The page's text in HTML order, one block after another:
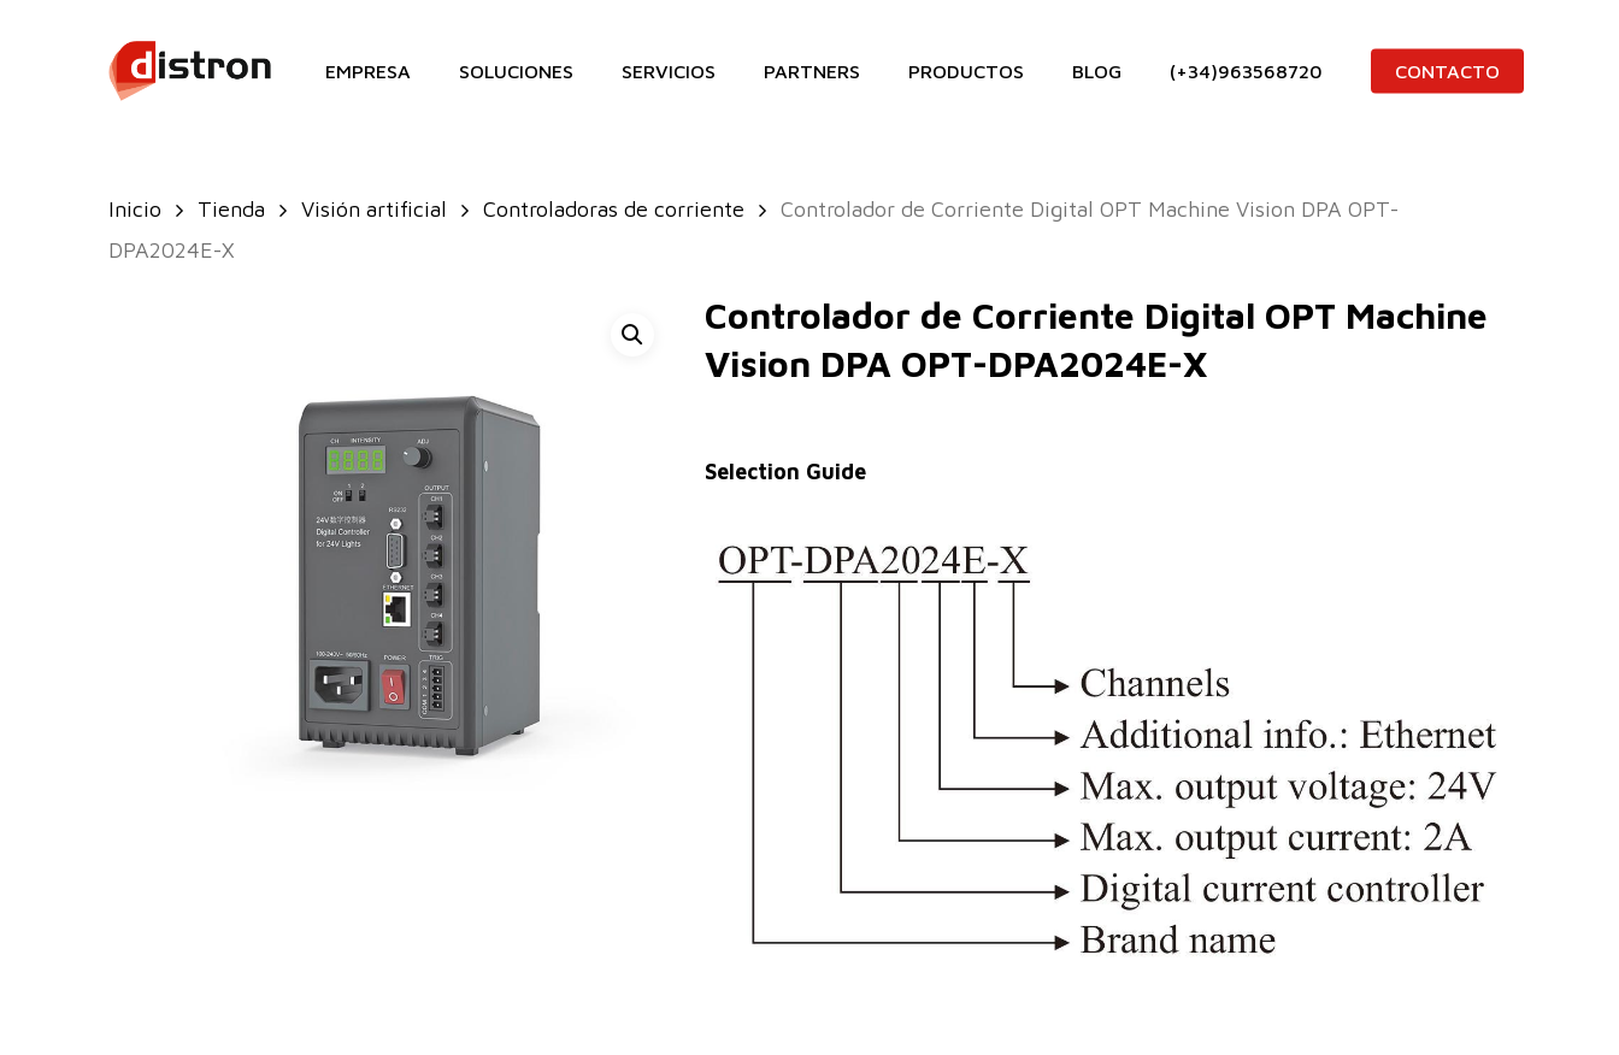
EMPRESA SOLUCIONES SERVICIOS PARTNERS PRODUCTOS BLOG (+34)963568720 CONTACTO
Inicio Tienda Visión artificial Controladoras de corriente
Controlador de Corriente Digital OPT Machine Vision DPA OPT-
DPA2024E-X
Controlador de Corriente Digital OPT Machine
Vision DPA OPT-DPA2024E-X
Selection Guide